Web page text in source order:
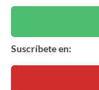
Suscríbete en: